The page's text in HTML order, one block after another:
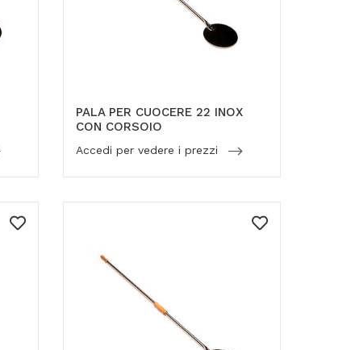
PALA PER CUOCERE 22 INOX
CON CORSOIO
Accedi per vedere i prezzi